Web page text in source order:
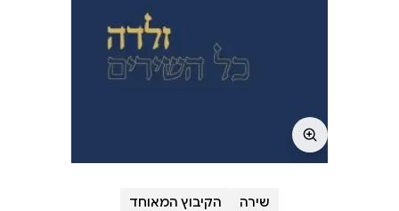
שירה הקיבוץ המאוחד